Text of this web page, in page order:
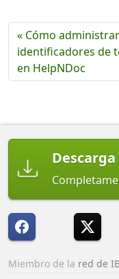
« Cómo administrar
identificadores de
en HelpNDoc
Miembro de la red de